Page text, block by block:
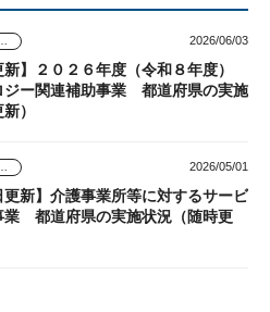
2026/06/03
新】２０２６年度（令和８年度）
ジー関連補助事業 都道府県の実施
）
2026/05/01
更新】介護事業所等に対するサービ
業 都道府県の実施状況（随時更